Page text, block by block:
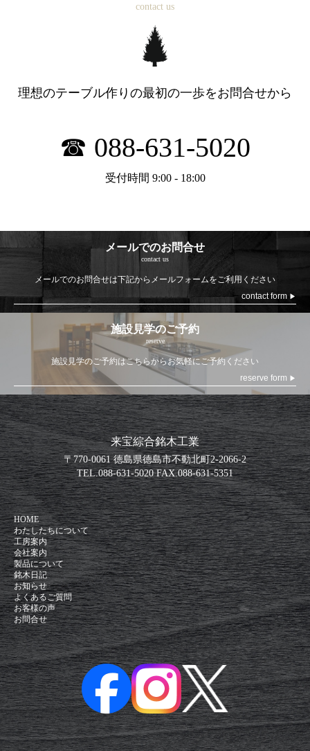
contact us
理想のテーブル作りの最初の一歩をお問合せから
☎ 088-631-5020
受付時間 9:00 - 18:00
メールでのお問合せ
contact us
メールでのお問合せは下記からメールフォームをご利用ください
contact form ▶
施設見学のご予約
reserve
施設見学のご予約はこちらからお気軽にご予約ください
reserve form ▶
来宝綜合銘木工業
〒770-0061 徳島県徳島市不動北町2-2066-2
TEL.088-631-5020FAX.088-631-5351
HOME
わたしたちについて
工房案内
会社案内
製品について
銘木日記
お知らせ
よくあるご質問
お客様の声
お問合せ